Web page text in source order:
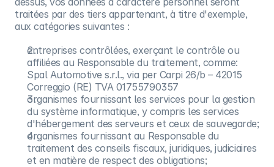
traitées par des tiers appartenant, à titre d'exemple,
aux catégories suivantes :
entreprises contrôlées, exerçant le contrôle ou
affiliées au Responsable du traitement, comme:
Spal Automotive s.r.l., via per Carpi 26/b – 42015
Correggio (RE) TVA 01755790357
organismes fournissant les services pour la gestion
du système informatique, y compris les services
d'hébergement des serveurs et ceux de sauvegarde;
organismes fournissant au Responsable du
traitement des conseils fiscaux, juridiques, judiciaires
et en matière de respect des obligations;